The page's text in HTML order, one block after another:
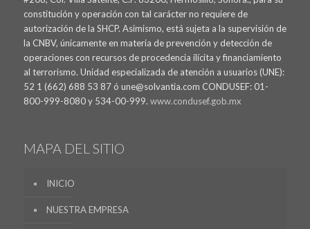
constitución y operación con tal carácter no requiere de
autorización de la SHCP. Asimismo, está sujeta a la supervisión de
la CNBV, únicamente en materia de prevención y detección de
operaciones con recursos de procedencia ilícita y financiamiento
al terrorismo. Unidad especializada de atención a usuarios (UNE):
52 1 (662) 688 53 87 ó une@solvantia.com CONDUSEF: 01-
800-999-8080 y 534-00-999. www.condusef.gob.mx
MAPA DEL SITIO
INICIO
NUESTRA EMPRESA